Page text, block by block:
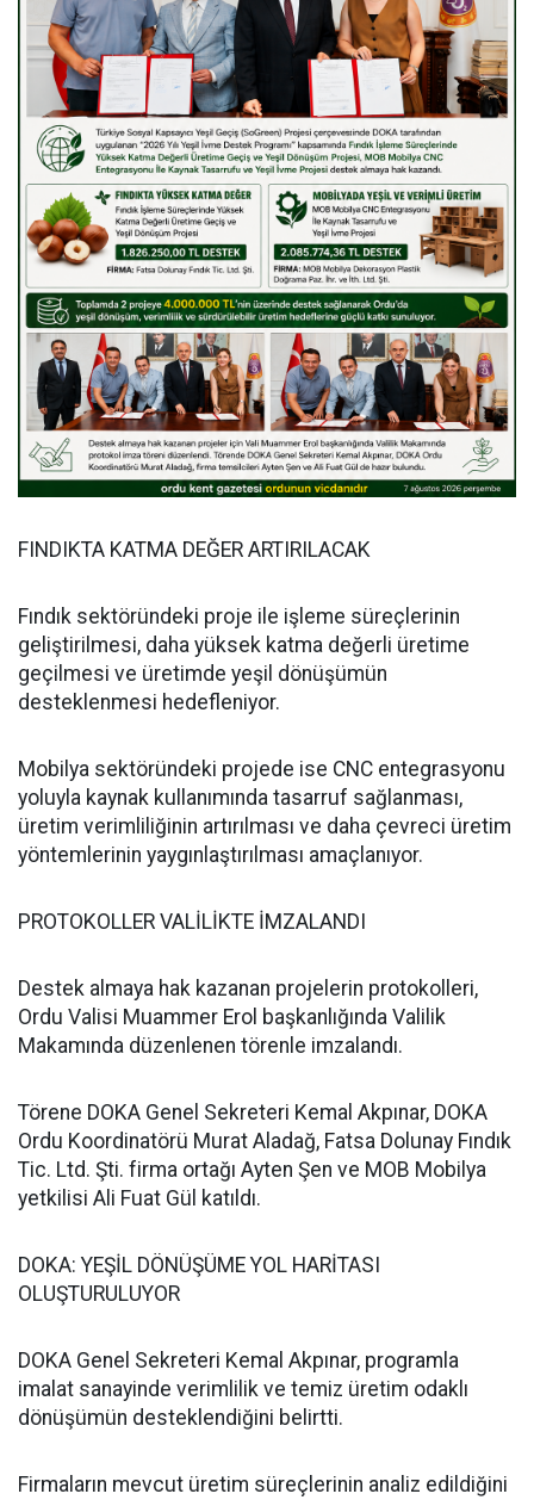
FINDIKTA KATMA DEĞER ARTIRILACAK
Fındık sektöründeki proje ile işleme süreçlerinin
geliştirilmesi, daha yüksek katma değerli üretime
geçilmesi ve üretimde yeşil dönüşümün
desteklenmesi hedefleniyor.
Mobilya sektöründeki projede ise CNC entegrasyonu
yoluyla kaynak kullanımında tasarruf sağlanması,
üretim verimliliğinin artırılması ve daha çevreci üretim
yöntemlerinin yaygınlaştırılması amaçlanıyor.
PROTOKOLLER VALİLİKTE İMZALANDI
Destek almaya hak kazanan projelerin protokolleri,
Ordu Valisi Muammer Erol başkanlığında Valilik
Makamında düzenlenen törenle imzalandı.
Törene DOKA Genel Sekreteri Kemal Akpınar, DOKA
Ordu Koordinatörü Murat Aladağ, Fatsa Dolunay Fındık
Tic. Ltd. Şti. firma ortağı Ayten Şen ve MOB Mobilya
yetkilisi Ali Fuat Gül katıldı.
DOKA: YEŞİL DÖNÜŞÜME YOL HARİTASI
OLUŞTURULUYOR
DOKA Genel Sekreteri Kemal Akpınar, programla
imalat sanayinde verimlilik ve temiz üretim odaklı
dönüşümün desteklendiğini belirtti.
Firmaların mevcut üretim süreçlerinin analiz edildiğini